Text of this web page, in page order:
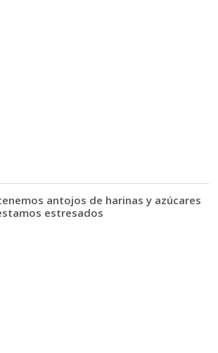
antojos de harinas y azúcares
estresados